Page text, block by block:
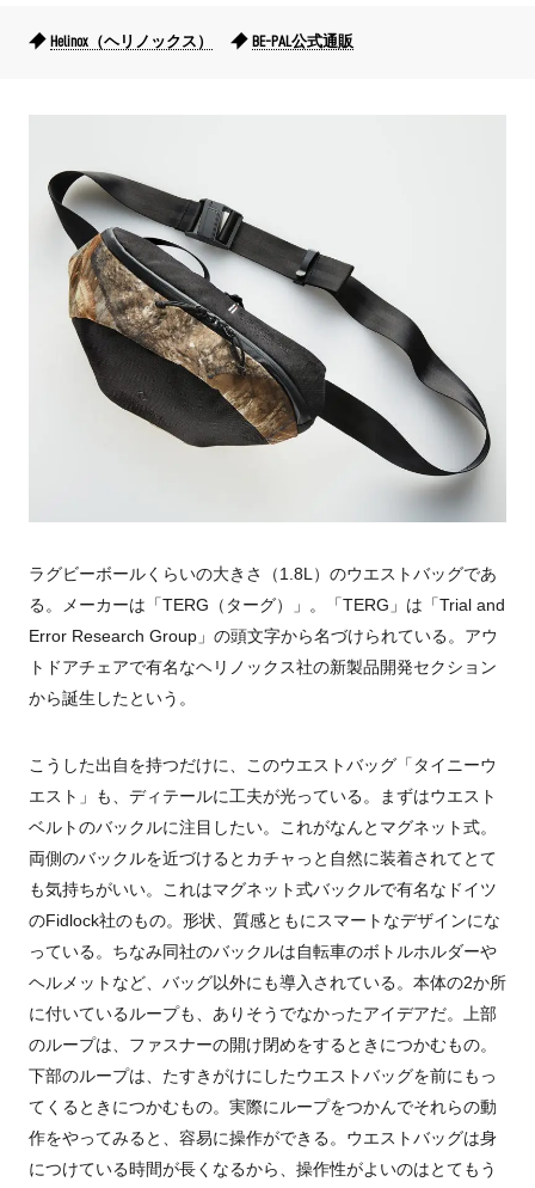
Helinox（ヘリノックス） BE-PAL公式通販
ラグビーボールくらいの大きさ（1.8L）のウエストバッグであ
る。メーカーは「TERG（ターグ）」。「TERG」は「Trial and
Error Research Group」の頭文字から名づけられている。アウ
トドアチェアで有名なヘリノックス社の新製品開発セクション
から誕生したという。
こうした出自を持つだけに、このウエストバッグ「タイニーウ
エスト」も、ディテールに工夫が光っている。まずはウエスト
ベルトのバックルに注目したい。これがなんとマグネット式。
両側のバックルを近づけるとカチャっと自然に装着されてとて
も気持ちがいい。これはマグネット式バックルで有名なドイツ
のFidlock社のもの。形状、質感ともにスマートなデザインにな
っている。ちなみ同社のバックルは自転車のボトルホルダーや
ヘルメットなど、バッグ以外にも導入されている。本体の2か所
に付いているループも、ありそうでなかったアイデアだ。上部
のループは、ファスナーの開け閉めをするときにつかむもの。
下部のループは、たすきがけにしたウエストバッグを前にもっ
てくるときにつかむもの。実際にループをつかんでそれらの動
作をやってみると、容易に操作ができる。ウエストバッグは身
につけている時間が長くなるから、操作性がよいのはとてもう